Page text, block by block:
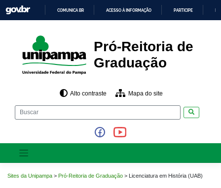
para
o
CONTEÚDO
COMUNICA BR ACESSO À INFORMAÇÃO PARTICIPE
Pró-Reitoria de
Graduação
Alto contraste Mapa do site
Sites da Unipampa > Pró-Reitoria de Graduação > Licenciatura em História (UAB)